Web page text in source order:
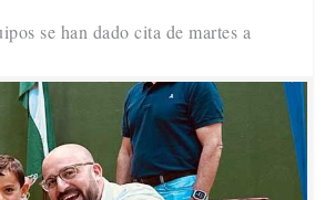
se han dado cita de martes a